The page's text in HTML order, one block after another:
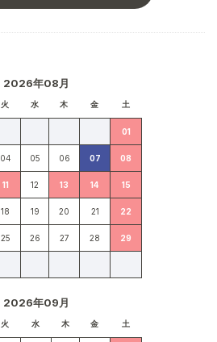
2026年08月
火 水 木 金 土
01
04 05 06 07 08
11 12 13 14 15
18 19 20 21 22
25 26 27 28 29
2026年09月
火 水 木 金 土